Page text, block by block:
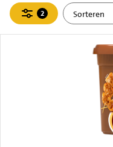
Filteren
2
actief